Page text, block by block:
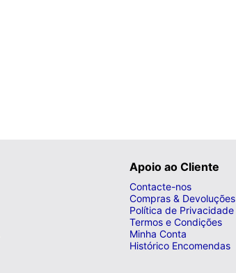
Apoio ao Cliente
Contacte-nos
Compras & Devoluções
Política de Privacidade
Termos e Condições
Minha Conta
Histórico Encomendas